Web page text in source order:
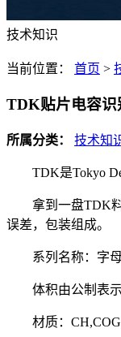
技术知识
当前位置： 首页 >
TDK贴片电容识
所属分类： 技术知
TDK是Tokyo
拿到一盘TDK
误差，包装组成。
系列名称：字
体积由公制表示
材质：